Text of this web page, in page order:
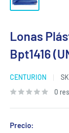
Lonas
Bpt1416
CENTURION
0
Precio: